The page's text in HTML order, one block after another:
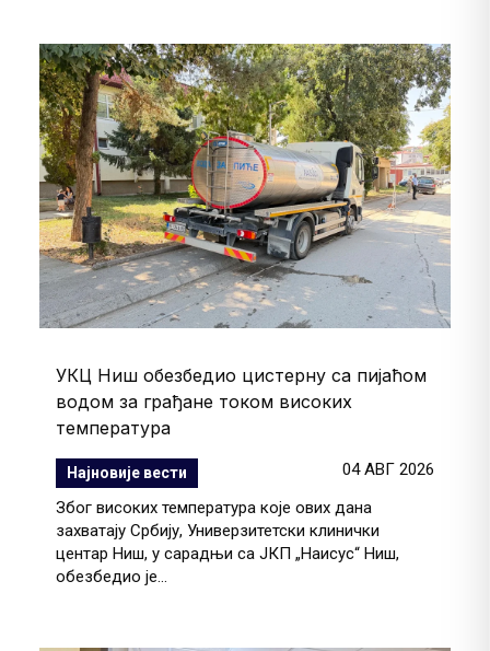
УКЦ Ниш обезбедио цистерну са пијаћом
водом за грађане током високих
температура
Најновије вести
04 АВГ 2026
Због високих температура које ових дана
захватају Србију, Универзитетски клинички
центар Ниш, у сарадњи са ЈКП „Наисус“ Ниш,
обезбедио је...